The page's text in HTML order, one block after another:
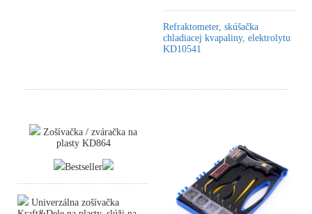
Refraktometer, skúšačka
chladiacej kvapaliny, elektrolytu
KD10541
Zošívačka / zváračka na
plasty KD864
Bestseller
Univerzálna zošívačka